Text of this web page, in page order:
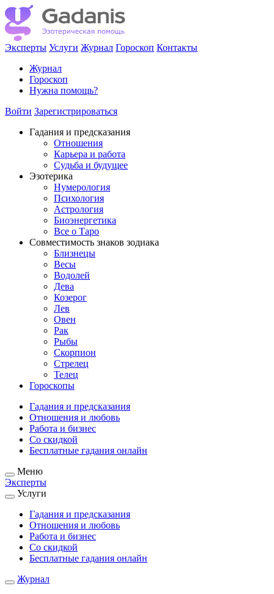
Эксперты Услуги Журнал Гороскоп Контакты
Журнал
Гороскоп
Нужна помощь?
Войти Зарегистрироваться
Гадания и предсказания
Отношения
Карьера и работа
Cудьба и будущее
Эзотерика
Нумерология
Психология
Астрология
Биоэнергетика
Все о Таро
Совместимость знаков зодиака
Близнецы
Весы
Водолей
Дева
Козерог
Лев
Овен
Рак
Рыбы
Скорпион
Стрелец
Телец
Гороскопы
Гадания и предсказания
Отношения и любовь
Работа и бизнес
Со скидкой
Бесплатные гадания онлайн
Меню
Эксперты
Услуги
Гадания и предсказания
Отношения и любовь
Работа и бизнес
Со скидкой
Бесплатные гадания онлайн
Журнал